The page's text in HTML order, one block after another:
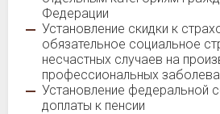
Федерации
Установление скидки к
обязательное социальное
несчастных случаев на
профессиональных
Установление федеральной
доплаты к пенсии